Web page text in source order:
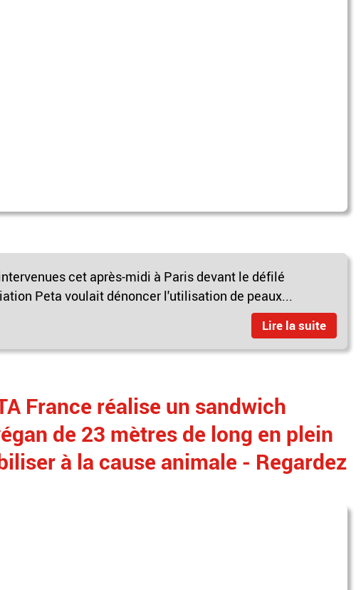
cet après-midi à Paris devant le défilé
Peta voulait dénoncer l'utilisation de peaux...
Lire la suite
France réalise un sandwich
de 23 mètres de long en plein
à la cause animale - Regardez